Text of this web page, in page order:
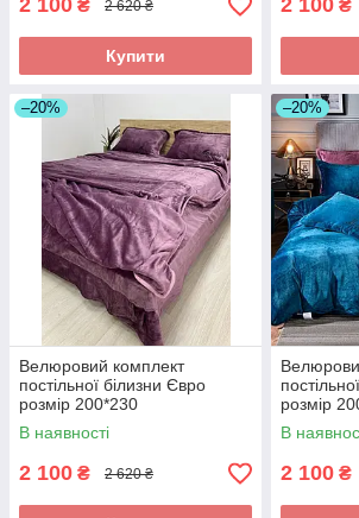
2 100 ₴ 2 620 ₴
Купити
2 100 ₴
–20%
Велюровий комплект
постільної білизни Євро
розмір 200*230
В наявності
2 100 ₴ 2 620 ₴
–20%
розмір
В
2 100 ₴